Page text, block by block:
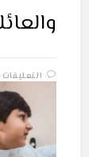
التعليقات